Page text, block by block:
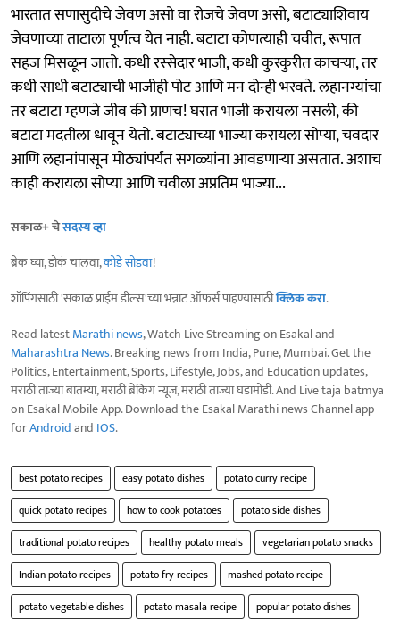
भारतात सणासुदीचे जेवण असो वा रोजचे जेवण असो, बटाट्याशिवाय
जेवणाच्या ताटाला पूर्णत्व येत नाही. बटाटा कोणत्याही चवीत, रूपात
सहज मिसळून जातो. कधी रस्सेदार भाजी, कधी कुरकुरीत काचऱ्या, तर
कधी साधी बटाट्याची भाजीही पोट आणि मन दोन्ही भरवते. लहानग्यांचा
तर बटाटा म्हणजे जीव की प्राणच! घरात भाजी करायला नसली, की
बटाटा मदतीला धावून येतो. बटाट्याच्या भाज्या करायला सोप्या, चवदार
आणि लहानांपासून मोठ्यांपर्यंत सगळ्यांना आवडणाऱ्या असतात. अशाच
काही करायला सोप्या आणि चवीला अप्रतिम भाज्या...
सकाळ+ चेसदस्य व्हा
ब्रेक घ्या, डोकं चालवा,कोडे सोडवा!
शॉपिंगसाठी 'सकाळ प्राईम डील्स'च्या भन्नाट ऑफर्स पाहण्यासाठीक्लिक करा.
Read latestMarathi news, Watch Live Streaming on Esakal and
Maharashtra News. Breaking news from India, Pune, Mumbai. Get the
Politics, Entertainment, Sports, Lifestyle, Jobs, and Education updates,
मराठी ताज्या बातम्या, मराठी ब्रेकिंग न्यूज, मराठी ताज्या घडामोडी. And Live taja batmya
on Esakal Mobile App. Download the Esakal Marathi news Channel app
forAndroidand IOS.
best potato recipes easy potato dishes
potato curry recipe
quick potato recipes
how to cook potatoes
potato side dishes
traditional potato recipes
healthy potato meals
vegetarian potato snacks
Indian potato recipes
potato fry recipes
mashed potato recipe
potato vegetable dishes
potato masala recipe
popular potato dishes